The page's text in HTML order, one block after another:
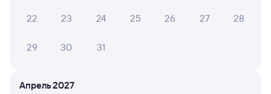
22 23 24 25 26 27 28
29 30 31
Апрель 2027